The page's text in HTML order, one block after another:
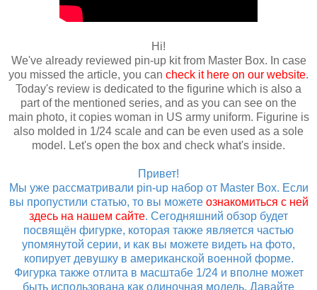
Hi!
We've already reviewed pin-up kit from Master Box. In case
you missed the article, you can check it here on our website.
Today's review is dedicated to the figurine which is also a
part of the mentioned series, and as you can see on the
main photo, it copies woman in US army uniform. Figurine is
also molded in 1/24 scale and can be even used as a sole
model. Let's open the box and check what's inside.
Привет!
Мы уже рассматривали pin-up набор от Master Box. Если
вы пропустили статью, то вы можете ознакомиться с ней
здесь на нашем сайте. Сегодняшний обзор будет
посвящён фигурке, которая также является частью
упомянутой серии, и как вы можете видеть на фото,
копирует девушку в американской военной форме.
Фигурка также отлита в масштабе 1/24 и вполне может
быть использована как одиночная модель. Давайте